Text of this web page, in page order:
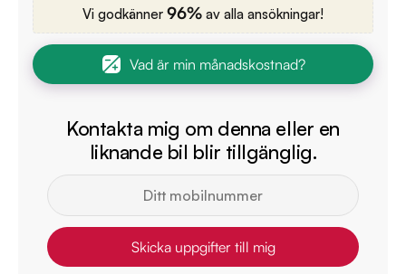
Vi godkänner 96% av alla ansökningar!
Vad är min månadskostnad?
Kontakta mig om denna eller en
liknande bil blir tillgänglig.
Skicka uppgifter till mig